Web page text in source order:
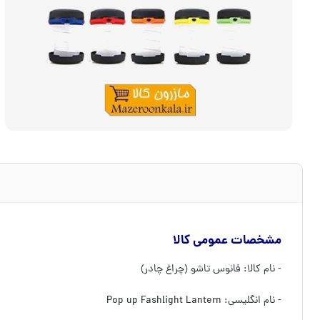
مشخصات عمومی کالا
- نام کالا: فانوس تاشو (چراغ چادر)
- نام انگلیسی: Pop up Fashlight Lantern